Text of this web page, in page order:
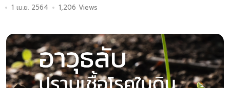
1 เม.ย. 2564 1,206 Views